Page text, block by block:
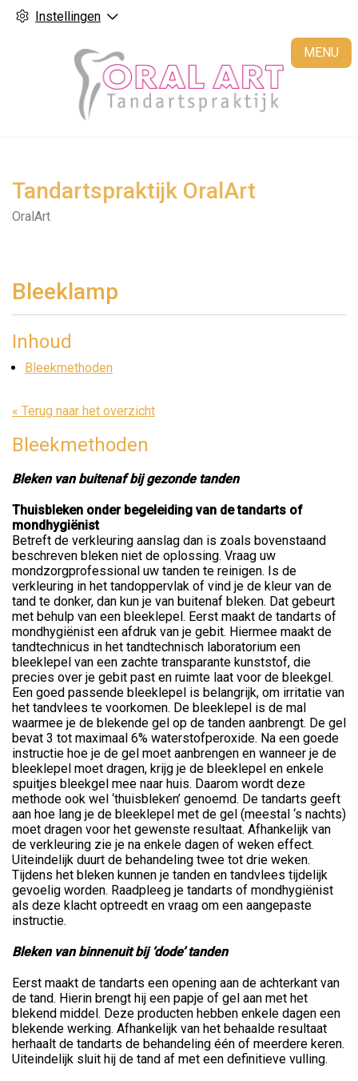
Instellingen
MENU
Tandartspraktijk OralArt
OralArt
Bleeklamp
Inhoud
Bleekmethoden
« Terug naar het overzicht
Bleekmethoden
Bleken van buitenaf bij gezonde tanden
Thuisbleken onder begeleiding van de tandarts of
mondhygiënist
Betreft de verkleuring aanslag dan is zoals bovenstaand
beschreven bleken niet de oplossing. Vraag uw
mondzorgprofessional uw tanden te reinigen. Is de
verkleuring in het tandoppervlak of vind je de kleur van de
tand te donker, dan kun je van buitenaf bleken. Dat gebeurt
met behulp van een bleeklepel. Eerst maakt de tandarts of
mondhygiënist een afdruk van je gebit. Hiermee maakt de
tandtechnicus in het tandtechnisch laboratorium een
bleeklepel van een zachte transparante kunststof, die
precies over je gebit past en ruimte laat voor de bleekgel.
Een goed passende bleeklepel is belangrijk, om irritatie van
het tandvlees te voorkomen. De bleeklepel is de mal
waarmee je de blekende gel op de tanden aanbrengt. De gel
bevat 3 tot maximaal 6% waterstofperoxide. Na een goede
instructie hoe je de gel moet aanbrengen en wanneer je de
bleeklepel moet dragen, krijg je de bleeklepel en enkele
spuitjes bleekgel mee naar huis. Daarom wordt deze
methode ook wel ‘thuisbleken’ genoemd. De tandarts geeft
aan hoe lang je de bleeklepel met de gel (meestal ‘s nachts)
moet dragen voor het gewenste resultaat. Afhankelijk van
de verkleuring zie je na enkele dagen of weken effect.
Uiteindelijk duurt de behandeling twee tot drie weken.
Tijdens het bleken kunnen je tanden en tandvlees tijdelijk
gevoelig worden. Raadpleeg je tandarts of mondhygiënist
als deze klacht optreedt en vraag om een aangepaste
instructie.
Bleken van binnenuit bij ‘dode’ tanden
Eerst maakt de tandarts een opening aan de achterkant van
de tand. Hierin brengt hij een papje of gel aan met het
blekend middel. Deze producten hebben enkele dagen een
blekende werking. Afhankelijk van het behaalde resultaat
herhaalt de tandarts de behandeling één of meerdere keren.
Uiteindelijk sluit hij de tand af met een definitieve vulling.